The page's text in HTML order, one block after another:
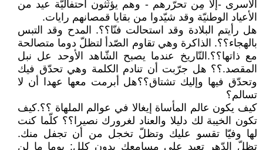
الأسرى -إلاّ مِن تحرّرهم - وهم يؤثّثون احتفاليّة عيد من
الأعياد الوطنيّة وقد شيّدوا من بقايا قمصانهم رايات.
هل رأيتم البلادة وقد استحالت فنّا؟؟. المدح وقد التبس
بالهجاء؟؟. الذاكرة وهي تقاوم الصّدأ لتظلّ دوما متصالحة
مع ذاتها؟؟.التّاريخ عندما يصبح الشّاهد الأوحد عل نبل
المقصد.؟؟ هل جرّبت أن تنادم الكلمة وهي تحدّق فيك
وتحدّق فيها وإليك تشتاق؟؟هل أبرمت معها عهدا أن لا
تسالم؟
كيف يكون عالم المأساة إيغالا في عوالم الملهاة ؟؟.كيف
تكون الخيبة لك دليلا والعناد لغرورك نصيرا؟؟ كلّما كنت
لها وفيّا تقسو عليك وتظلّ تخجل من أن تجفل منك.
تظلّ الدّهر تعيد على مسامعك بدون كلل: يوما ما لن